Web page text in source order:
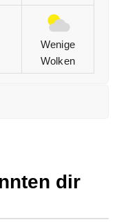
Wenige
Wolken
dir